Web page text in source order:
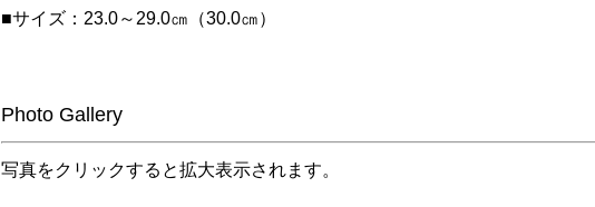
■サイズ：23.0～29.0㎝（30.0㎝）
Photo Gallery
写真をクリックすると拡大表示されます。